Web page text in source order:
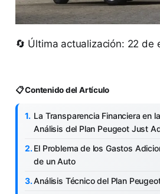
🔄 Última actualización: 22 de
📋 Contenido del Artículo
La Transparencia Financiera en
Análisis del Plan Peugeot Just
El Problema de los Gastos
de un Auto
Análisis Técnico del Plan